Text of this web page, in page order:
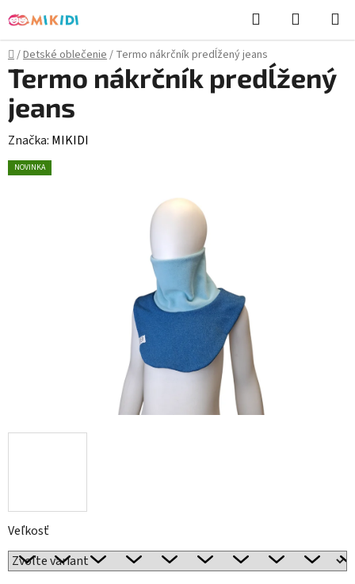
na
obsah
Hľadať
KOŠÍK
Domov
/Detské oblečenie/ Termo nákrčník predĺžený jeans
Veľkosť
Termo nákrčník predĺžený
jeans
Značka: MIKIDI
NOVINKA